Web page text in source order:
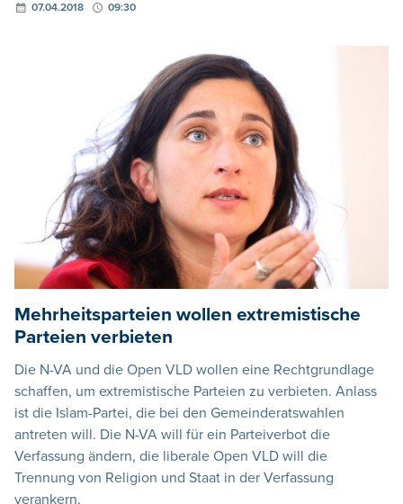
07.04.2018 09:30
Mehrheitsparteien wollen extremistische
Parteien verbieten
Die N-VA und die Open VLD wollen eine Rechtgrundlage
schaffen, um extremistische Parteien zu verbieten. Anlass
ist die Islam-Partei, die bei den Gemeinderatswahlen
antreten will. Die N-VA will für ein Parteiverbot die
Verfassung ändern, die liberale Open VLD will die
Trennung von Religion und Staat in der Verfassung
verankern.